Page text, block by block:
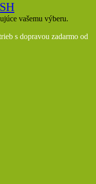
vašemu výberu.
s dopravou zadarmo od